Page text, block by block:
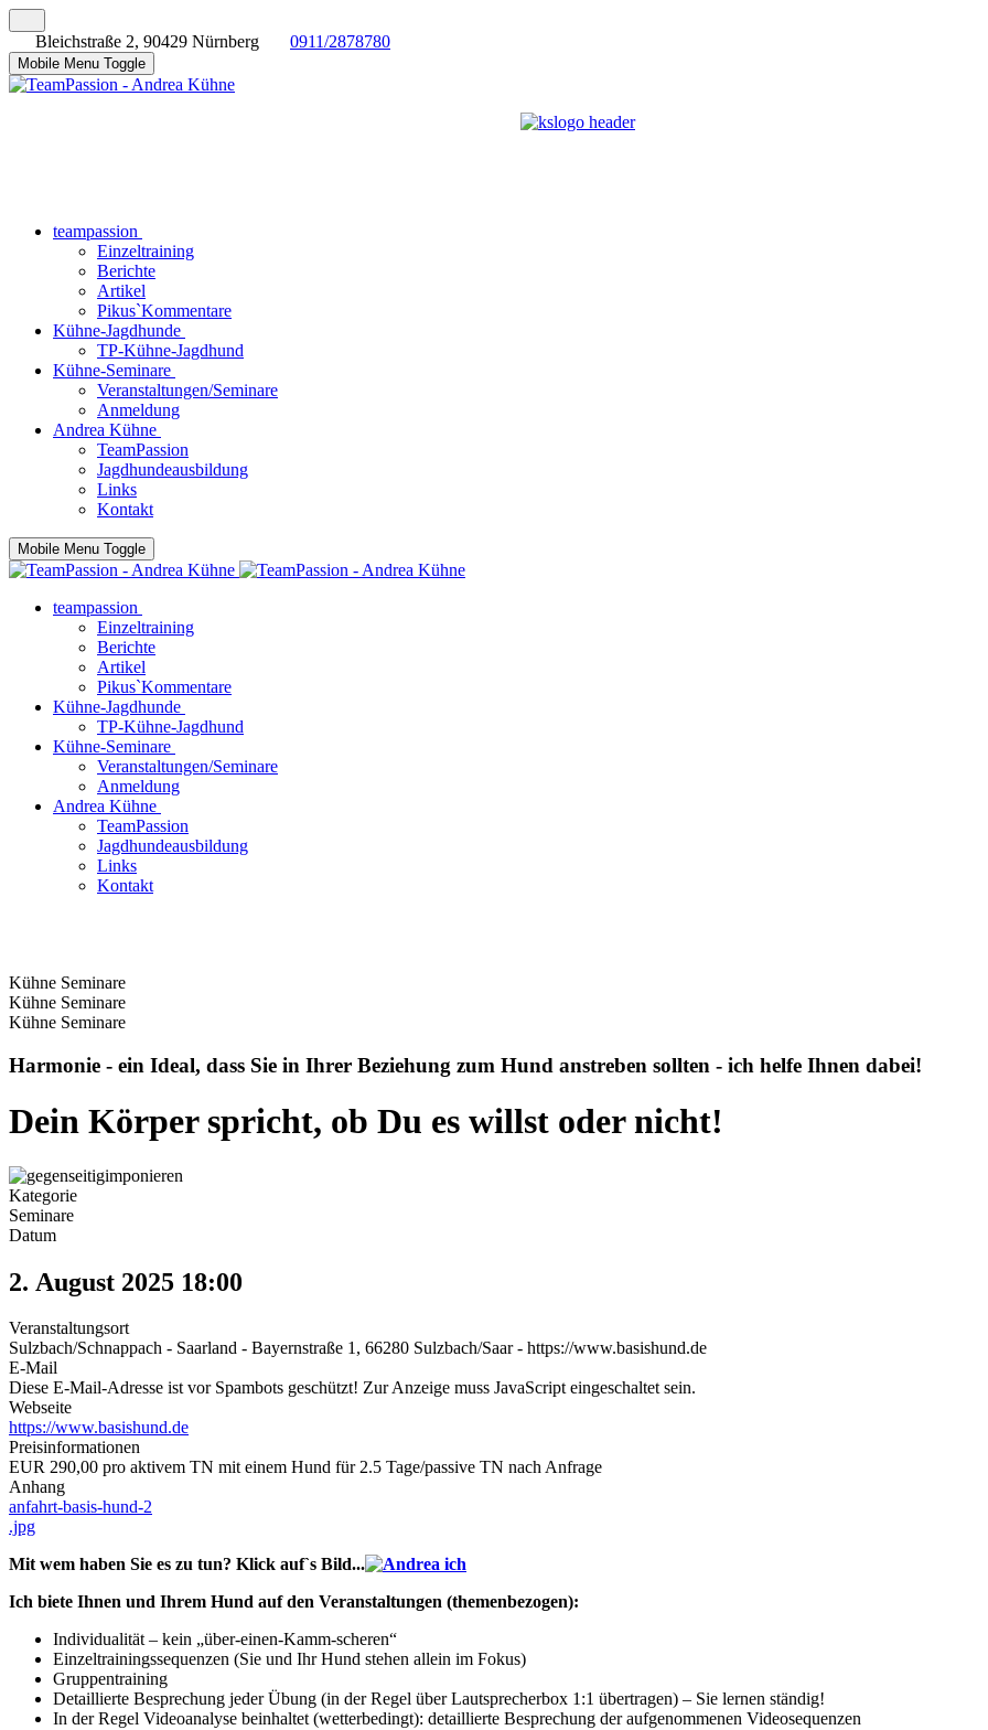
Bleichstraße 2, 90429 Nürnberg 0911/2878780
Mobile Menu Toggle
teampassion
Einzeltraining
Berichte
Artikel
Pikus`Kommentare
Kühne-Jagdhunde
TP-Kühne-Jagdhund
Kühne-Seminare
Veranstaltungen/Seminare
Anmeldung
Andrea Kühne
TeamPassion
Jagdhundeausbildung
Links
Kontakt
Mobile Menu Toggle
teampassion
Einzeltraining
Berichte
Artikel
Pikus`Kommentare
Kühne-Jagdhunde
TP-Kühne-Jagdhund
Kühne-Seminare
Veranstaltungen/Seminare
Anmeldung
Andrea Kühne
TeamPassion
Jagdhundeausbildung
Links
Kontakt
Kühne Seminare
Kühne Seminare
Kühne Seminare
Harmonie - ein Ideal, dass Sie in Ihrer Beziehung zum Hund anstreben sollten - ich helfe Ihnen dabei!
Dein Körper spricht, ob Du es willst oder nicht!
Kategorie
Seminare
Datum
2. August 2025 18:00
Veranstaltungsort
Sulzbach/Schnappach - Saarland - Bayernstraße 1, 66280 Sulzbach/Saar - https://www.basishund.de
E-Mail
Diese E-Mail-Adresse ist vor Spambots geschützt! Zur Anzeige muss JavaScript eingeschaltet sein.
Webseite
https://www.basishund.de
Preisinformationen
EUR 290,00 pro aktivem TN mit einem Hund für 2.5 Tage/passive TN nach Anfrage
Anhang
anfahrt-basis-hund-2
.jpg
Mit wem haben Sie es zu tun? Klick auf`s Bild...
Ich biete Ihnen und Ihrem Hund auf den Veranstaltungen (themenbezogen):
Individualität – kein „über-einen-Kamm-scheren“
Einzeltrainingssequenzen (Sie und Ihr Hund stehen allein im Fokus)
Gruppentraining
Detaillierte Besprechung jeder Übung (in der Regel über Lautsprecherbox 1:1 übertragen) – Sie lernen ständig!
In der Regel Videoanalyse beinhaltet (wetterbedingt): detaillierte Besprechung der aufgenommenen Videosequenzen